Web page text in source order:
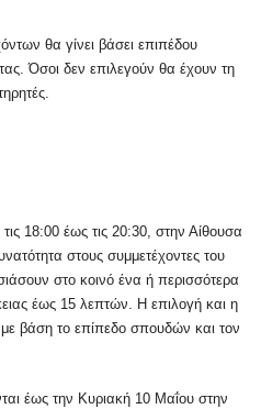
θα γίνει βάσει επιπέδου
Όσοι δεν επιλεγούν θα έχουν τη
18:00 έως τις 20:30, στην Αίθουσα
στους συμμετέχοντες του
στο κοινό ένα ή περισσότερα
έως 15 λεπτών. Η επιλογή και η
βάση το επίπεδο σπουδών και τον
έως την Κυριακή 10 Μαΐου στην